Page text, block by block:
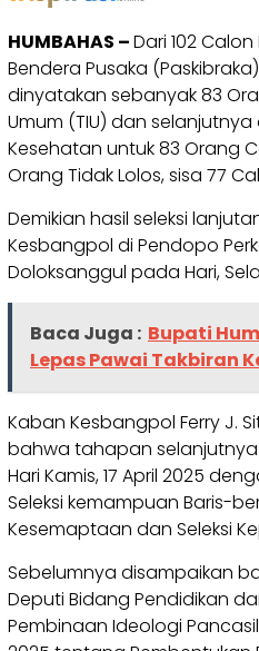
HUMBAHAS –Dari 102
Bendera Pusaka
dinyatakan sebanyak 83
Umum (TIU) dan
Kesehatan untuk 83 Orang
Orang Tidak Lolos, sisa 77
Demikian hasil seleksi
Kesbangpol di Pendopo
Doloksanggul pada Hari,
Baca Juga : Bupati
Lepas Pawai Takbiran
Kaban Kesbangpol Ferry J.
bahwa tahapan
Hari Kamis, 17 April 2025
Seleksi kemampuan Baris-
Kesemaptaan dan Seleksi
Sebelumnya disampaikan
Deputi Bidang Pendidikan
Pembinaan Ideologi